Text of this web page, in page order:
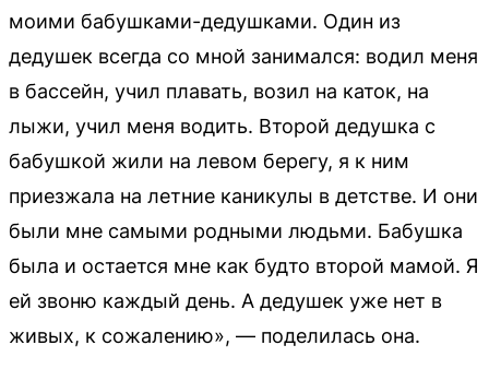
моими бабушками-дедушками. Один из
дедушек всегда со мной занимался: водил меня
в бассейн, учил плавать, возил на каток, на
лыжи, учил меня водить. Второй дедушка с
бабушкой жили на левом берегу, я к ним
приезжала на летние каникулы в детстве. И они
были мне самыми родными людьми. Бабушка
была и остается мне как будто второй мамой. Я
ей звоню каждый день. А дедушек уже нет в
живых, к сожалению», — поделилась она.